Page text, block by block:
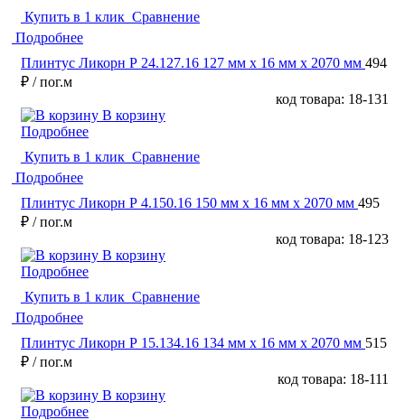
Купить в 1 клик Сравнение
Подробнее
Плинтус Ликорн Р 24.127.16 127 мм х 16 мм х 2070 мм 494
₽ / пог.м
код товара: 18-131
В корзину
Подробнее
Купить в 1 клик Сравнение
Подробнее
Плинтус Ликорн Р 4.150.16 150 мм х 16 мм х 2070 мм 495
₽ / пог.м
код товара: 18-123
В корзину
Подробнее
Купить в 1 клик Сравнение
Подробнее
Плинтус Ликорн Р 15.134.16 134 мм х 16 мм х 2070 мм 515
₽ / пог.м
код товара: 18-111
В корзину
Подробнее